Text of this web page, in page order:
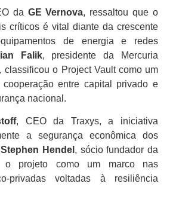
da GE Vernova, ressaltou que o
críticos é vital diante da crescente
de energia e redes
Falik, presidente da Mercuria
classificou o Project Vault como um
entre capital privado e
nacional.
, CEO da Traxys, a iniciativa
a segurança econômica dos
Stephen Hendel , sócio fundador da
o projeto como um marco nas
privadas voltadas à resiliência